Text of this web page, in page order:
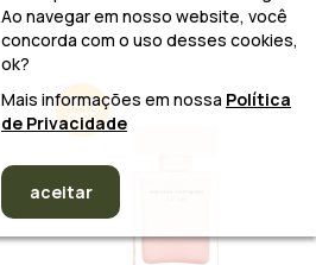
15%
Ao navegar em nosso website, você
concorda com o uso desses cookies,
ok?
Mais informações em nossa Política
de Privacidade
aceitar